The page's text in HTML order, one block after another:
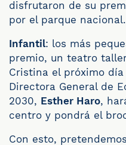
disfrutaron de su
por el parque nacional.
Infantil: los más
premio, un teatro
Cristina el próximo
Directora General de
2030, Esther Haro,
centro y pondrá el
Con esto,